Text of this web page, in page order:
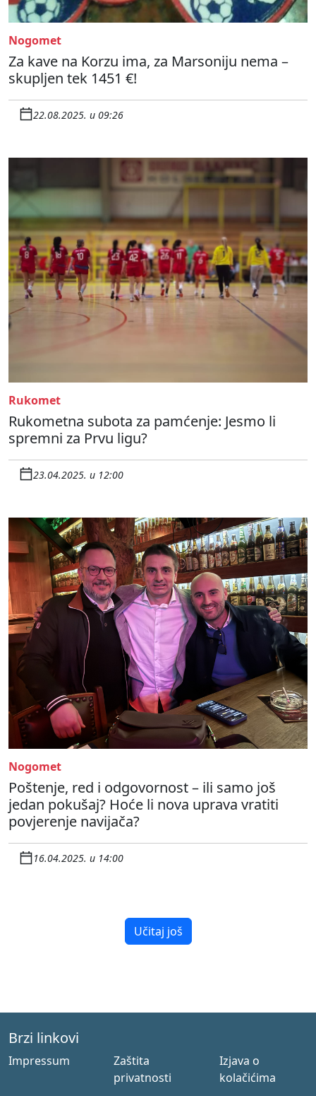
Nogomet
Za kave na Korzu ima, za Marsoniju nema –
skupljen tek 1451 €!
22.08.2025. u 09:26
Rukomet
Rukometna subota za pamćenje: Jesmo li
spremni za Prvu ligu?
23.04.2025. u 12:00
Nogomet
Poštenje, red i odgovornost – ili samo još
jedan pokušaj? Hoće li nova uprava vratiti
povjerenje navijača?
16.04.2025. u 14:00
Učitaj još
Brzi linkovi
Impressum
Zaštita
privatnosti
Izjava o
kolačićima